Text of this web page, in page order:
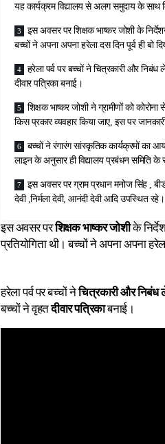
यह कार्यक्रम विद्यालय से अलग समुदाय के साथ
इस अवसर पर शिक्षक भाष्कर जोशी के
बच्चों ने अपना अपना हरेला दस दिन पूर्व ही बो
हरेला पर्व पर बच्चों ने चित्रकारी और
दीवार पत्रिका बनाई।
शिक्षक भाष्कर जोशी ने ग्रामीणों को
किस प्रकार व्यवहार किया जाए, इस पर
बच्चों ने रंगारंग सांस्कृतिक कार्यक्रमों का
लाइन के अनुसार ही विद्यालय प्रबंधन समिति के
इस अवसर पर ग्राम प्रधान मनोज सिंह ,
देवी ,निर्मला देवी, आनंदी देवी आदि उपस्थित रहे।
इस अवसर परशिक्षक भाष्कर जोशीके
प्रतियोगिता थी। बच्चों ने अपना अपना
हरेला पर्व पर बच्चों नेचित्रकारी और
बच्चों ने वृहतदीवार पत्रिकाबनाई।